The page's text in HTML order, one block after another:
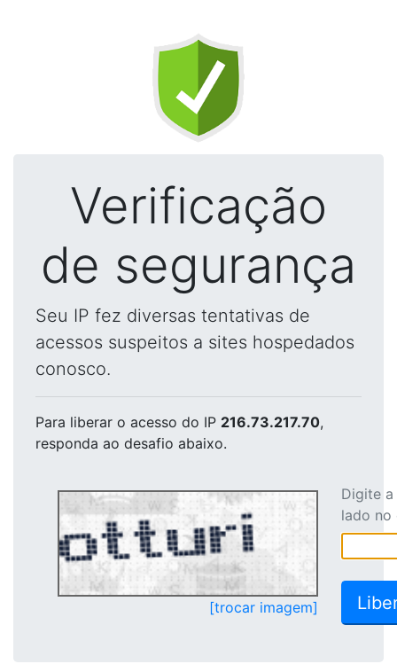
Verificação
de segurança
Seu IP fez diversas tentativas de
acessos suspeitos a sites hospedados
conosco.
Para liberar o acesso do IP 216.73.217.70,
responda ao desafio abaixo.
[trocar imagem]
Digite
lado no